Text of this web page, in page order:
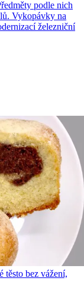
podle nich
Vykopávky na
železniční
těsto bez vážení,